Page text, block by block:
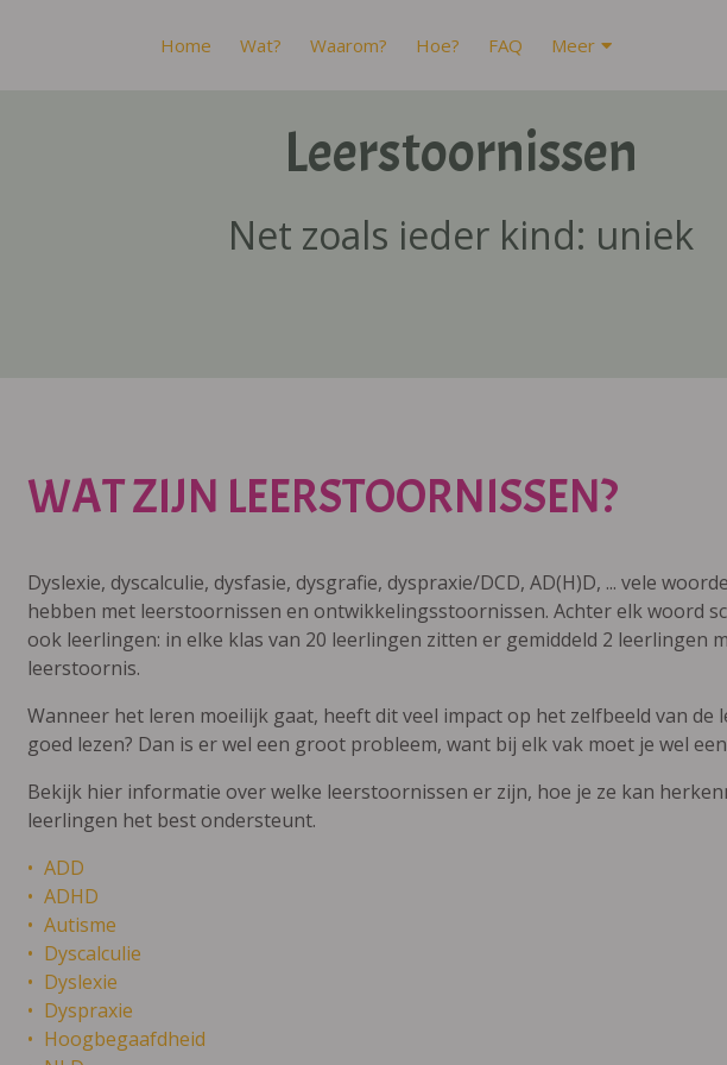
Home Wat? Waarom? Hoe? FAQ Meer
Leerstoornissen
Net zoals ieder kind: uniek
WAT ZIJN LEERSTOORNISSEN?
Dyslexie, dyscalculie, dysfasie, dysgrafie, dyspraxie/DCD, AD(H)D, ... vele
hebben met leerstoornissen en ontwikkelingsstoornissen. Achter elk woord
ook leerlingen: in elke klas van 20 leerlingen zitten er gemiddeld 2 leerlingen
leerstoornis.
Wanneer het leren moeilijk gaat, heeft dit veel impact op het zelfbeeld van de
goed lezen? Dan is er wel een groot probleem, want bij elk vak moet je wel
Bekijk hier informatie over welke leerstoornissen er zijn, hoe je ze kan
leerlingen het best ondersteunt.
ADD
ADHD
Autisme
Dyscalculie
Dyslexie
Dyspraxie
Hoogbegaafdheid